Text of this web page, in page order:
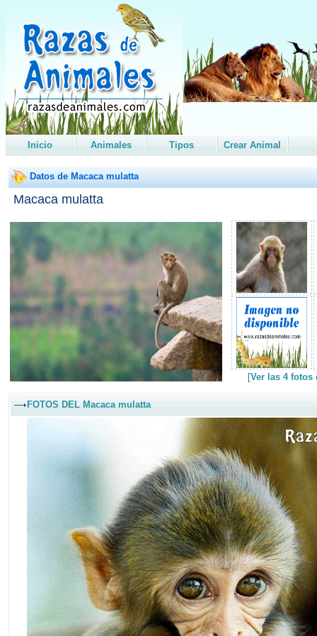
Inicio Animales Tipos Crear Animal
Datos de Macaca mulatta
Macaca mulatta
[Ver las 4 fotos
FOTOS DEL Macaca mulatta